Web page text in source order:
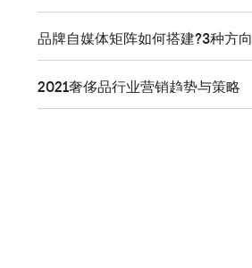
品牌自媒体矩阵如何搭建?3种方向
2021奢侈品行业营销趋势与策略